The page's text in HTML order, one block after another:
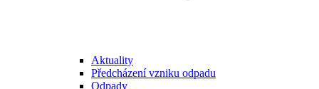
Aktuality
Předcházení vzniku odpadu
Odpady